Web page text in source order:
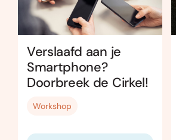
Verslaafd aan je
Smartphone?
Doorbreek de Cirkel!
Workshop